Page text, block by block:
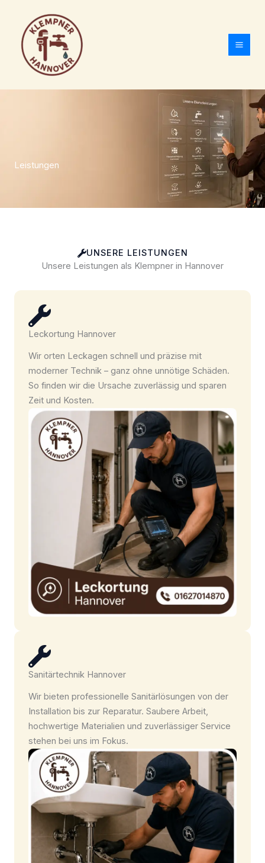
springen
Leistungen
UNSERE LEISTUNGEN
Unsere Leistungen als Klempner in Hannover
Leckortung Hannover
Wir orten Leckagen schnell und präzise mit
moderner Technik – ganz ohne unnötige Schäden.
So finden wir die Ursache zuverlässig und sparen
Zeit und Kosten.
Sanitärtechnik Hannover
Wir bieten professionelle Sanitärlösungen von der
Installation bis zur Reparatur. Saubere Arbeit,
hochwertige Materialien und zuverlässiger Service
stehen bei uns im Fokus.